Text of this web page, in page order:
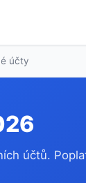
účty
účtů.